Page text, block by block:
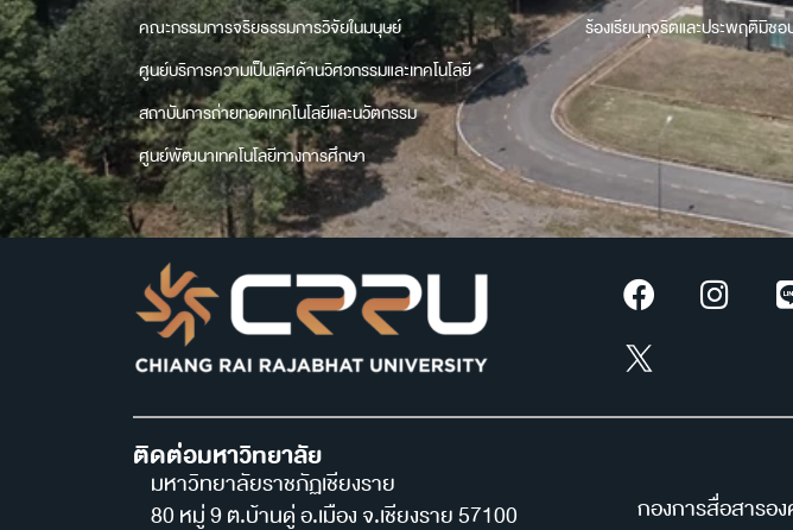
คณะกรรมการจริยธรรมการวิจัยในมนุษย์
ศูนย์บริการความเป็นเลิศด้านวิศวกรรมและเทคโนโลยี
สถาบันการถ่ายทอดเทคโนโลยีและนวัตกรรม
ศูนย์พัฒนาเทคโนโลยีทางการศึกษา
ร้องเรียนทุจริตและประพฤติมิช
ติดต่อมหาวิทยาลัย
มหาวิทยาลัยราชภัฏเชียงราย
80 หมู่ 9 ต.บ้านดู่ อ.เมือง จ.เชียงราย 57100
กองการสื่อสารอ